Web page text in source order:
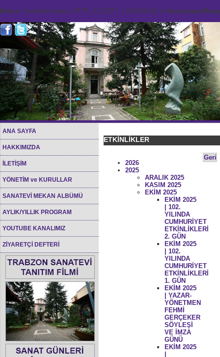
Notice: Undefined index: HTTP_ACCEPT_LANGUAGE in /home/
ANA SAYFA
HAKKIMIZDA
İLETİŞİM
YÖNETİM ve KURULLAR
SANATEVİ MEKAN ALBÜMÜ
AYLIK/YILLIK PROGRAM
YOUTUBE KANALIMIZ
ZİYARETÇİ DEFTERİ
ETKİNLİKLER
Geri
2026
2025
ARALIK 2025
KASIM 2025
EKİM 2025
EKİM 2025
| 102.
YILINDA
CUMHURİYET
ETKİNLİKLERİ
2. GÜN
EKİM 2025
| 102.
YILINDA
CUMHURİYET
ETKİNLİKLERİ
1. GÜN
EKİM 2025
| YAZAR-
YÖNETMEN
FEHMİ
GERÇEKER
SÖYLEŞİ
VE İMZA
GÜNÜ
EKİM 2025